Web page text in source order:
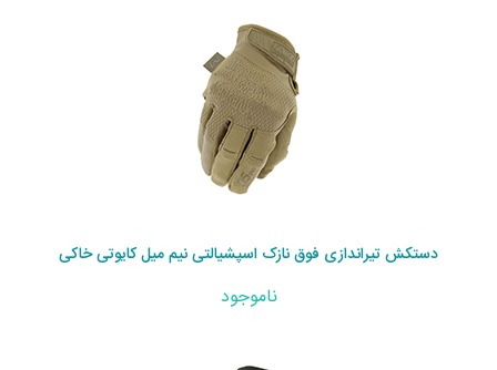
دستکش تیراندازی فوق نازک اسپشیالتی نیم میل کایوتی خاکی
ناموجود